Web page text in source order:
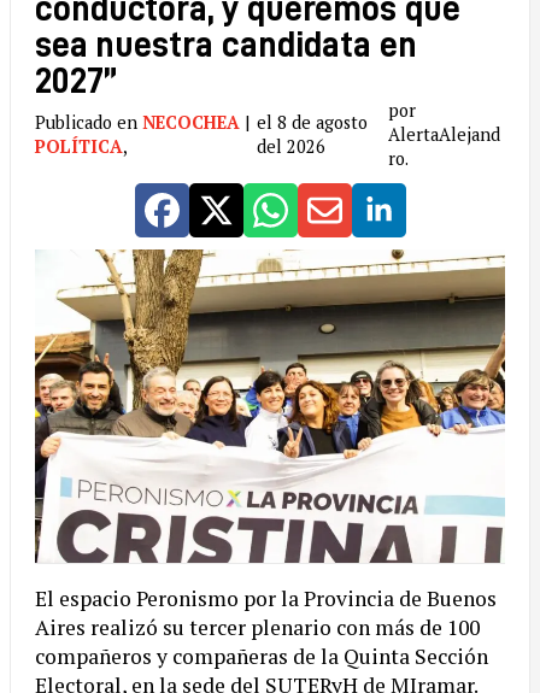
conductora, y queremos que
sea nuestra candidata en
2027”
Publicado en NECOCHEA |
POLÍTICA,
el 8 de agosto
del 2026
por
AlertaAlejand
ro.
El espacio Peronismo por la Provincia de Buenos
Aires realizó su tercer plenario con más de 100
compañeros y compañeras de la Quinta Sección
Electoral, en la sede del SUTERyH de MIramar.